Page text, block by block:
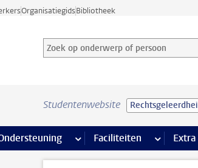
OrganisatiegidsBibliotheek
Zoek op onderwerp of persoon en
Zoekterm
Studentenwebsite
opleiding pagina’smeer Ondersteuning pagina’s
Faciliteiten meer